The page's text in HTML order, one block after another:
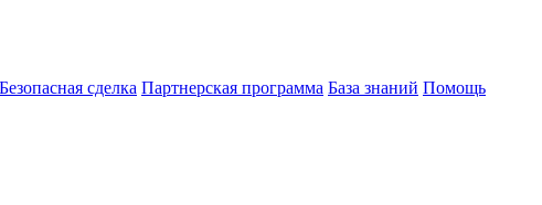
Безопасная сделка Партнерская программа База знаний Помощь